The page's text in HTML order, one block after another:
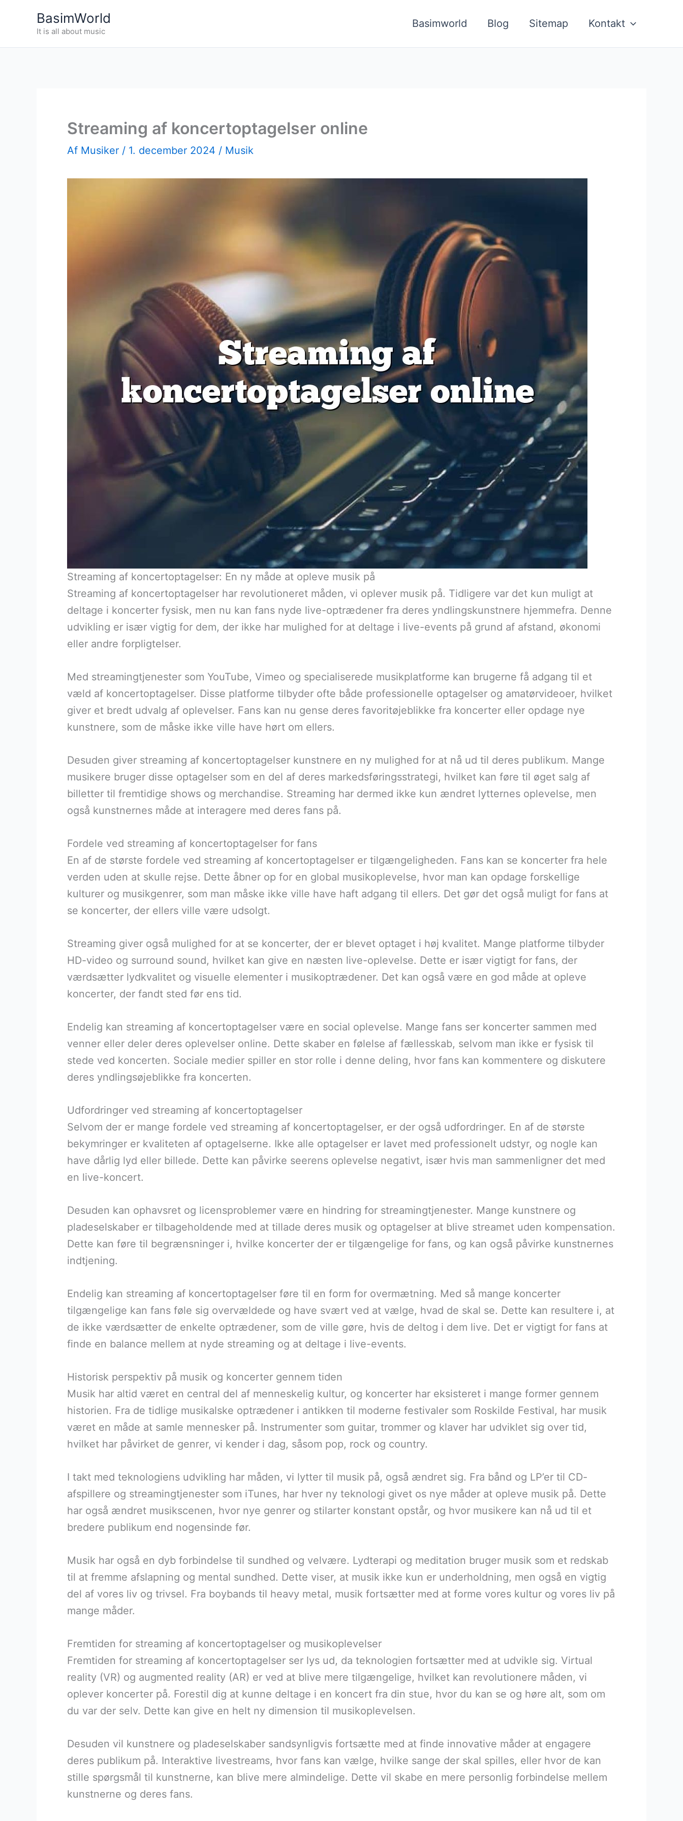
BasimWorld
It is all about music
Basimworld Blog Sitemap Kontakt
Streaming af koncertoptagelser online
Af Musiker / 1. december 2024 / Musik
Streaming af koncertoptagelser: En ny måde at opleve musik på
Streaming af koncertoptagelser har revolutioneret måden, vi oplever musik på. Tidligere var det kun muligt at
deltage i koncerter fysisk, men nu kan fans nyde live-optrædener fra deres yndlingskunstnere hjemmefra. Denne
udvikling er især vigtig for dem, der ikke har mulighed for at deltage i live-events på grund af afstand, økonomi
eller andre forpligtelser.
Med streamingtjenester som YouTube, Vimeo og specialiserede musikplatforme kan brugerne få adgang til et
væld af koncertoptagelser. Disse platforme tilbyder ofte både professionelle optagelser og amatørvideoer, hvilket
giver et bredt udvalg af oplevelser. Fans kan nu gense deres favoritøjeblikke fra koncerter eller opdage nye
kunstnere, som de måske ikke ville have hørt om ellers.
Desuden giver streaming af koncertoptagelser kunstnere en ny mulighed for at nå ud til deres publikum. Mange
musikere bruger disse optagelser som en del af deres markedsføringsstrategi, hvilket kan føre til øget salg af
billetter til fremtidige shows og merchandise. Streaming har dermed ikke kun ændret lytternes oplevelse, men
også kunstnernes måde at interagere med deres fans på.
Fordele ved streaming af koncertoptagelser for fans
En af de største fordele ved streaming af koncertoptagelser er tilgængeligheden. Fans kan se koncerter fra hele
verden uden at skulle rejse. Dette åbner op for en global musikoplevelse, hvor man kan opdage forskellige
kulturer og musikgenrer, som man måske ikke ville have haft adgang til ellers. Det gør det også muligt for fans at
se koncerter, der ellers ville være udsolgt.
Streaming giver også mulighed for at se koncerter, der er blevet optaget i høj kvalitet. Mange platforme tilbyder
HD-video og surround sound, hvilket kan give en næsten live-oplevelse. Dette er især vigtigt for fans, der
værdsætter lydkvalitet og visuelle elementer i musikoptrædener. Det kan også være en god måde at opleve
koncerter, der fandt sted før ens tid.
Endelig kan streaming af koncertoptagelser være en social oplevelse. Mange fans ser koncerter sammen med
venner eller deler deres oplevelser online. Dette skaber en følelse af fællesskab, selvom man ikke er fysisk til
stede ved koncerten. Sociale medier spiller en stor rolle i denne deling, hvor fans kan kommentere og diskutere
deres yndlingsøjeblikke fra koncerten.
Udfordringer ved streaming af koncertoptagelser
Selvom der er mange fordele ved streaming af koncertoptagelser, er der også udfordringer. En af de største
bekymringer er kvaliteten af optagelserne. Ikke alle optagelser er lavet med professionelt udstyr, og nogle kan
have dårlig lyd eller billede. Dette kan påvirke seerens oplevelse negativt, især hvis man sammenligner det med
en live-koncert.
Desuden kan ophavsret og licensproblemer være en hindring for streamingtjenester. Mange kunstnere og
pladeselskaber er tilbageholdende med at tillade deres musik og optagelser at blive streamet uden kompensation.
Dette kan føre til begrænsninger i, hvilke koncerter der er tilgængelige for fans, og kan også påvirke kunstnernes
indtjening.
Endelig kan streaming af koncertoptagelser føre til en form for overmætning. Med så mange koncerter
tilgængelige kan fans føle sig overvældede og have svært ved at vælge, hvad de skal se. Dette kan resultere i, at
de ikke værdsætter de enkelte optrædener, som de ville gøre, hvis de deltog i dem live. Det er vigtigt for fans at
finde en balance mellem at nyde streaming og at deltage i live-events.
Historisk perspektiv på musik og koncerter gennem tiden
Musik har altid været en central del af menneskelig kultur, og koncerter har eksisteret i mange former gennem
historien. Fra de tidlige musikalske optrædener i antikken til moderne festivaler som Roskilde Festival, har musik
været en måde at samle mennesker på. Instrumenter som guitar, trommer og klaver har udviklet sig over tid,
hvilket har påvirket de genrer, vi kender i dag, såsom pop, rock og country.
I takt med teknologiens udvikling har måden, vi lytter til musik på, også ændret sig. Fra bånd og LP’er til CD-
afspillere og streamingtjenester som iTunes, har hver ny teknologi givet os nye måder at opleve musik på. Dette
har også ændret musikscenen, hvor nye genrer og stilarter konstant opstår, og hvor musikere kan nå ud til et
bredere publikum end nogensinde før.
Musik har også en dyb forbindelse til sundhed og velvære. Lydterapi og meditation bruger musik som et redskab
til at fremme afslapning og mental sundhed. Dette viser, at musik ikke kun er underholdning, men også en vigtig
del af vores liv og trivsel. Fra boybands til heavy metal, musik fortsætter med at forme vores kultur og vores liv på
mange måder.
Fremtiden for streaming af koncertoptagelser og musikoplevelser
Fremtiden for streaming af koncertoptagelser ser lys ud, da teknologien fortsætter med at udvikle sig. Virtual
reality (VR) og augmented reality (AR) er ved at blive mere tilgængelige, hvilket kan revolutionere måden, vi
oplever koncerter på. Forestil dig at kunne deltage i en koncert fra din stue, hvor du kan se og høre alt, som om
du var der selv. Dette kan give en helt ny dimension til musikoplevelsen.
Desuden vil kunstnere og pladeselskaber sandsynligvis fortsætte med at finde innovative måder at engagere
deres publikum på. Interaktive livestreams, hvor fans kan vælge, hvilke sange der skal spilles, eller hvor de kan
stille spørgsmål til kunstnerne, kan blive mere almindelige. Dette vil skabe en mere personlig forbindelse mellem
kunstnerne og deres fans.